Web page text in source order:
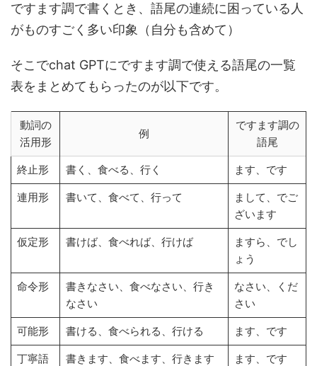
ですます調で書くとき、語尾の連続に困っている人
がものすごく多い印象（自分も含めて）
そこでchat GPTにですます調で使える語尾の一覧
表をまとめてもらったのが以下です。
動詞の
活用形
例
ですます調の
語尾
終止形 書く、食べる、行く ます、です
連用形 書いて、食べて、行って
まして、でご
ざいます
仮定形 書けば、食べれば、行けば
ますら、でし
ょう
命令形
書きなさい、食べなさい、行き
なさい
なさい、くだ
さい
可能形 書ける、食べられる、行ける ます、です
丁寧語 書きます、食べます、行きます ます、です